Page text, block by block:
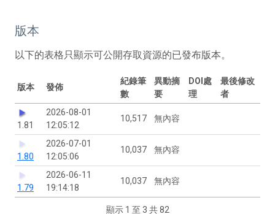
版本
以下的表格只顯示可公開存取資源的已發布版本。
版本 發佈
紀錄筆
數
異動摘
要
DOI處
理
最後修改
者
1.81
2026-08-01
12:05:12
10,517 無內容
1.80
2026-07-01
12:05:06
10,037 無內容
1.79
2026-06-11
19:14:18
10,037 無內容
顯示 1 至 3 共 82